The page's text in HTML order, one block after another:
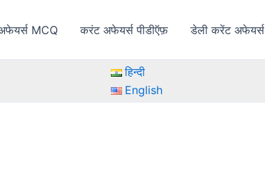
MCQ करंट अफेयर्स पीडीऍफ़ डेली करेंट अफेयर्स
हिन्दी
English